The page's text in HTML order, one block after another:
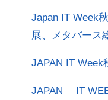
Japan IT Week
展、メタバース
JAPAN IT Week
JAPAN IT